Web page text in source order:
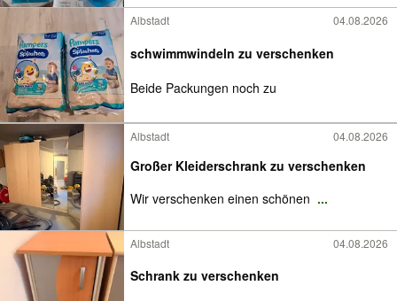
Albstadt 04.08.2026
schwimmwindeln zu verschenken
Beide Packungen noch zu
Albstadt 04.08.2026
Großer Kleiderschrank zu verschenken
Wir verschenken einen schönen ...
Albstadt 04.08.2026
Schrank zu verschenken